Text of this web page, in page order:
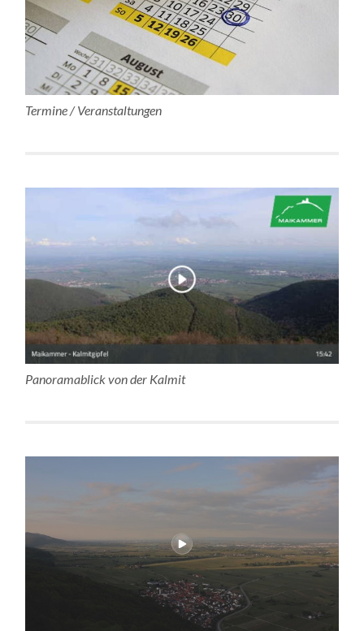
Termine / Veranstaltungen
Panoramablick von der Kalmit